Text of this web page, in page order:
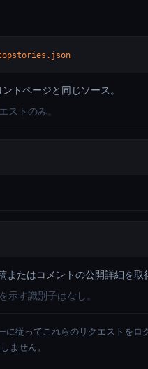
トページと同じソース。
ストのみ。
たはコメントの公開詳細を取
示す識別子はなし。
従ってこれらのリクエストをロ
ません。